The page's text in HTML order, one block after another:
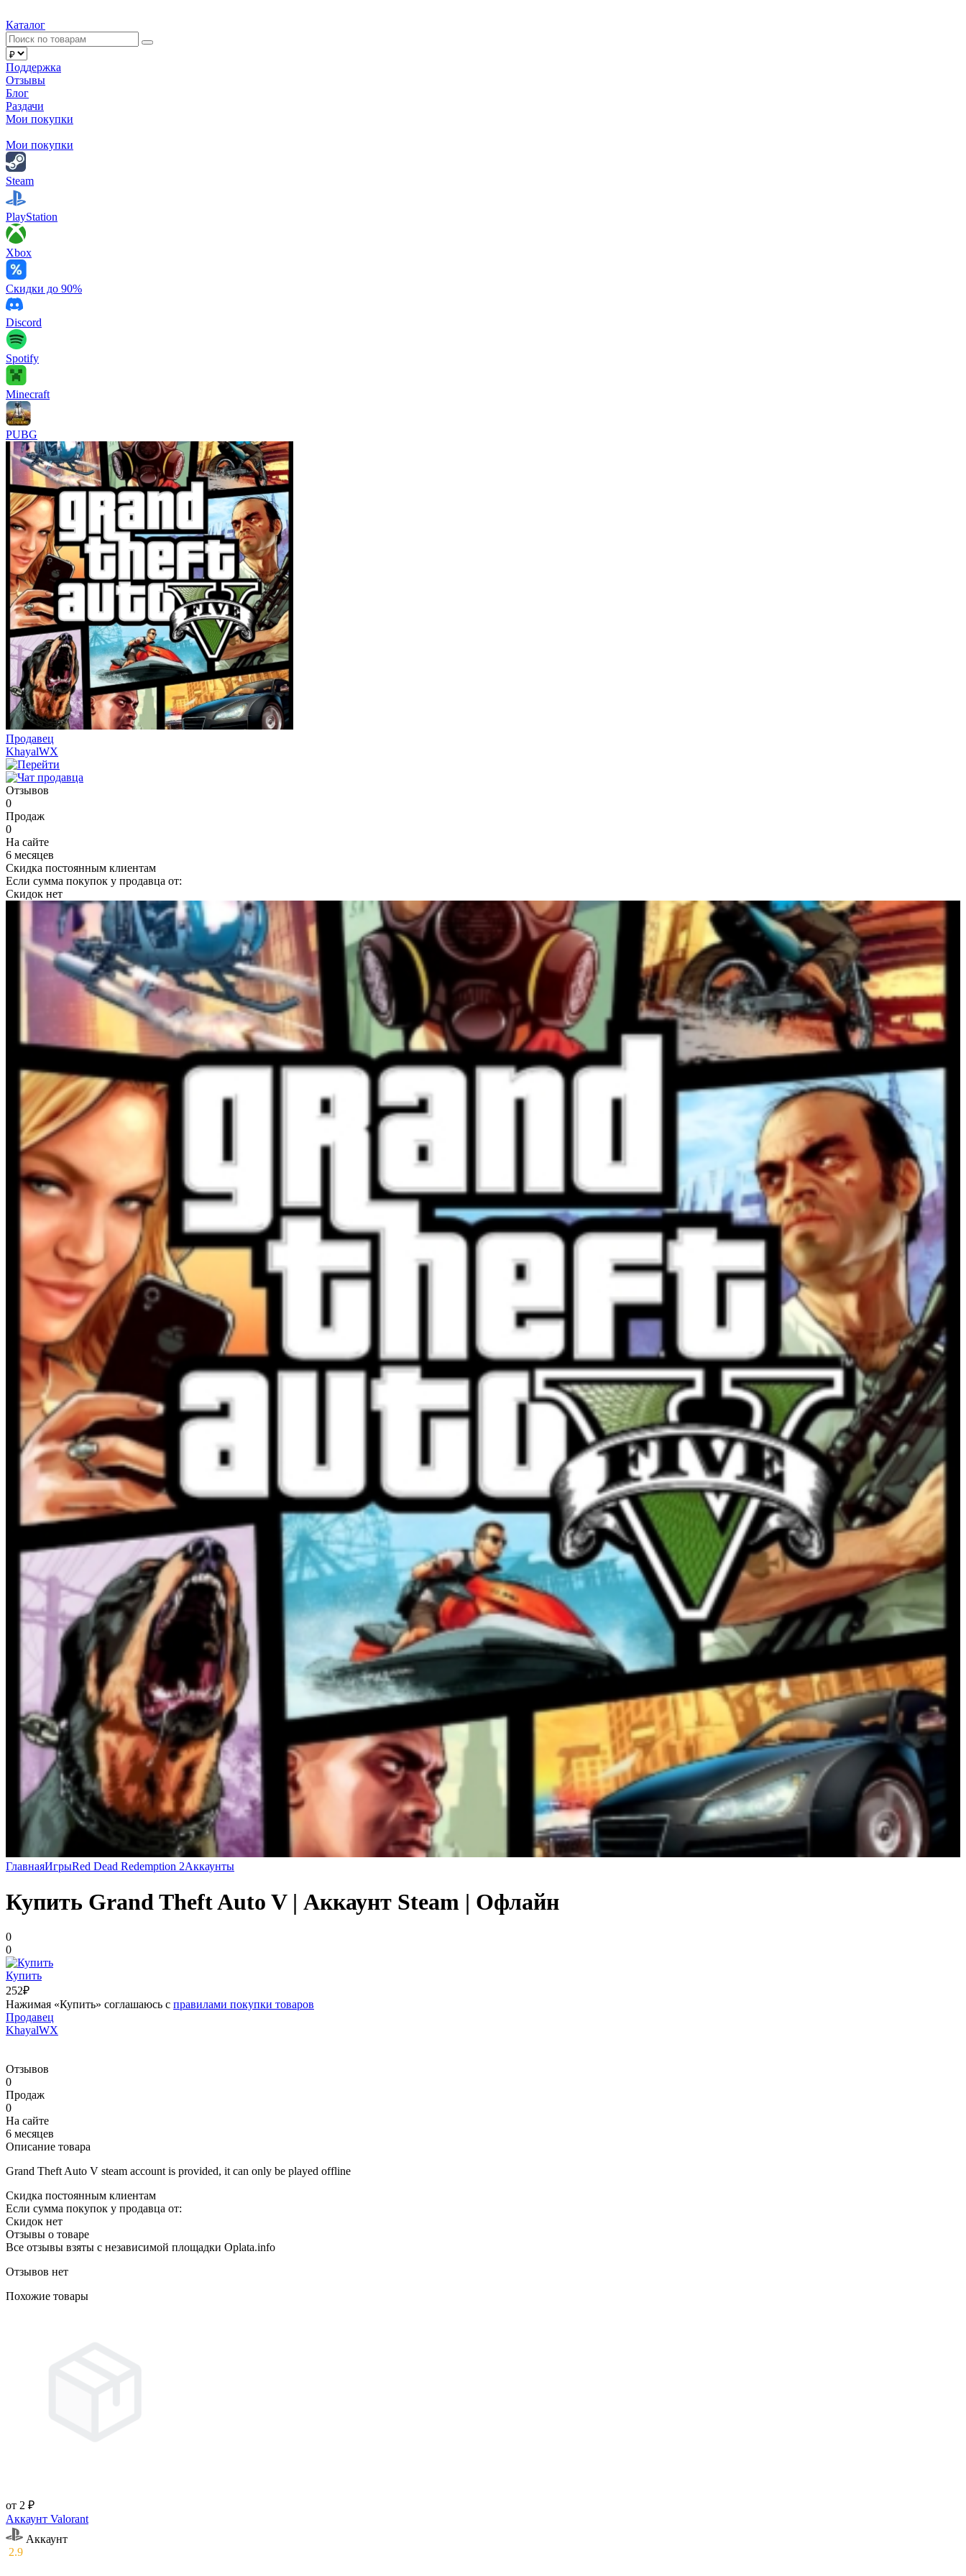
Каталог
Поддержка
Отзывы
Блог
Раздачи
Мои покупки
Мои покупки
Steam
PlayStation
Xbox
Скидки до 90%
Discord
Spotify
Minecraft
PUBG
Продавец
KhayalWX
Отзывов
0
Продаж
0
На сайте
6 месяцев
Скидка постоянным клиентам
Если сумма покупок у продавца от:
Скидок нет
ГлавнаяИгрыRed Dead Redemption 2Аккаунты
Купить Grand Theft Auto V | Аккаунт Steam | Офлайн
0
0
Купить
252₽
Нажимая «Купить» соглашаюсь с правилами покупки товаров
Продавец
KhayalWX
Отзывов
0
Продаж
0
На сайте
6 месяцев
Описание товара
Grand Theft Auto V steam account is provided, it can only be played offline
Скидка постоянным клиентам
Если сумма покупок у продавца от:
Скидок нет
Отзывы о товаре
Все отзывы взяты с независимой площадки Oplata.info
Отзывов нет
Похожие товары
от 2 ₽
Аккаунт Valorant
Аккаунт
2.9